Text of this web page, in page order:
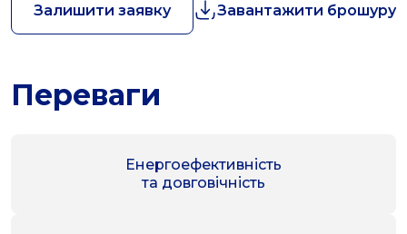
Залишити заявку Завантажити брошуру
Переваги
Енергоефективність
та довговічність